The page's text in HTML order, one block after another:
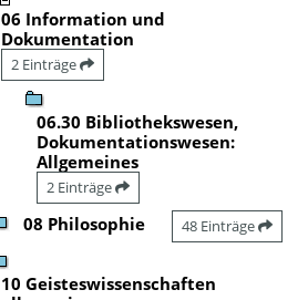
06 Information und
Dokumentation
2 Einträge
06.30 Bibliothekswesen,
Dokumentationswesen:
Allgemeines
2 Einträge
08 Philosophie 48 Einträge
10 Geisteswissenschaften